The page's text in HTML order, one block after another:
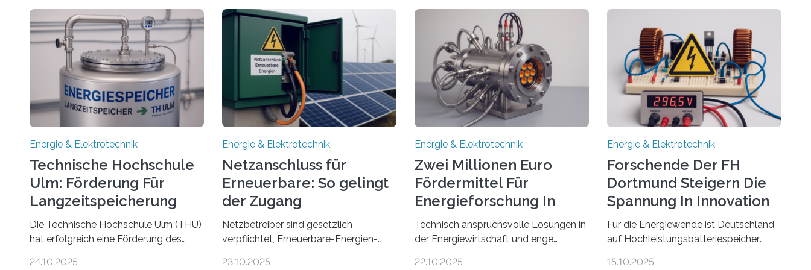
Energie & Elektrotechnik
Technische Hochschule
Ulm: Förderung Für
Langzeitspeicherung
von Energie
Die Technische Hochschule Ulm (THU)
hat erfolgreich eine Förderung des
Energiewirtschaft Baden-Württemberg
24.10.2025
Energie & Elektrotechnik
Netzanschluss für
Erneuerbare: So gelingt
der Zugang
Netzbetreiber sind gesetzlich
verpflichtet, Erneuerbare-Energien-
Stromnetz anzuschließen und die
23.10.2025
Energie & Elektrotechnik
Zwei Millionen Euro
Fördermittel Für
Energieforschung In
Regensburg
Technisch anspruchsvolle Lösungen in
der Energiewirtschaft und enge
der Region: Das zeichnet die beiden
22.10.2025
Energie & Elektrotechnik
Forschende Der FH
Dortmund Steigern Die
Spannung In Innovation
Für die Energiewende ist Deutschland
auf Hochleistungsbatteriespeicher
und Dunkelheit Strom bereitzustellen.
15.10.2025